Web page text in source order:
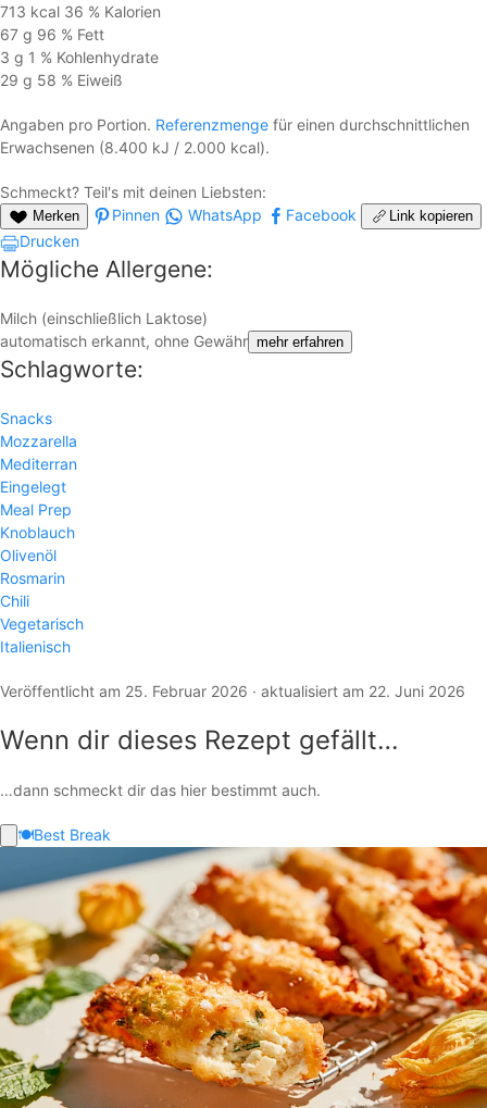
713 kcal 36 % Kalorien
67 g 96 % Fett
3 g 1 % Kohlen­hydrate
29 g 58 % Eiweiß
Angaben pro Portion. Referenzmenge für einen durchschnittlichen
Erwachsenen (8.400 kJ / 2.000 kcal).
Schmeckt? Teil's mit deinen Liebsten:
Merken Pinnen WhatsApp Facebook Link kopieren
Drucken
Mögliche Allergene:
Milch (einschließlich Laktose)
automatisch erkannt, ohne Gewähr mehr erfahren
Schlagworte:
Snacks
Mozzarella
Mediterran
Eingelegt
Meal Prep
Knoblauch
Olivenöl
Rosmarin
Chili
Vegetarisch
Italienisch
Veröffentlicht am 25. Februar 2026 · aktualisiert am 22. Juni 2026
Wenn dir dieses Rezept gefällt…
…dann schmeckt dir das hier bestimmt auch.
🍽️Best Break